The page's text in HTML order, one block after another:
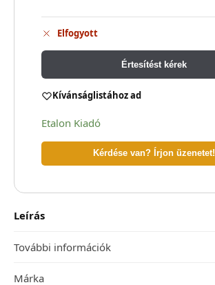
Elfogyott
Értesítést kérek
Kívánságlistához ad
Etalon Kiadó
Kérdése van? Írjon üzenetet!
Leírás
További információk
Márka